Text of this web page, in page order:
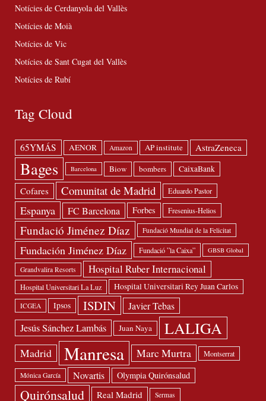
Notícies de Cerdanyola del Vallès
Notícies de Moià
Notícies de Vic
Notícies de Sant Cugat del Vallès
Notícies de Rubí
Tag Cloud
65YMÁS AENOR Amazon AP institute AstraZeneca
Bages Barcelona Biow bombers CaixaBank
Cofares Comunitat de Madrid Eduardo Pastor
Espanya FC Barcelona Forbes Fresenius-Helios
Fundació Jiménez Díaz Fundació Mundial de la Felicitat
Fundación Jiménez Díaz Fundació ”la Caixa” GBSB Global
Grandvalira Resorts Hospital Ruber Internacional
Hospital Universitari La Luz Hospital Universitari Rey Juan Carlos
ICGEA Ipsos ISDIN Javier Tebas
Jesús Sánchez Lambás Juan Naya LALIGA
Madrid Manresa Marc Murtra Montserrat
Mónica García Novartis Olympia Quirónsalud
Quirónsalud Real Madrid Sermas